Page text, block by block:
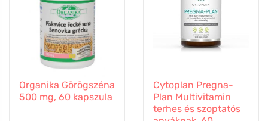
Organika Görögszéna
500 mg, 60 kapszula
Cytoplan Pregna-
Plan Multivitamin
terhes és szoptatós